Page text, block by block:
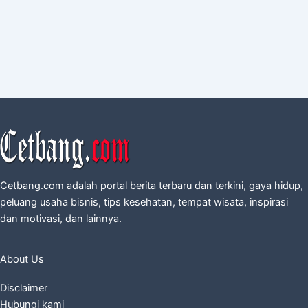
Cetbang.com adalah portal berita terbaru dan terkini, gaya hidup,
peluang usaha bisnis, tips kesehatan, tempat wisata, inspirasi
dan motivasi, dan lainnya.
About Us
Disclaimer
Hubungi kami